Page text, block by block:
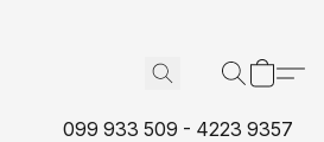
099 933 509 - 4223 9357